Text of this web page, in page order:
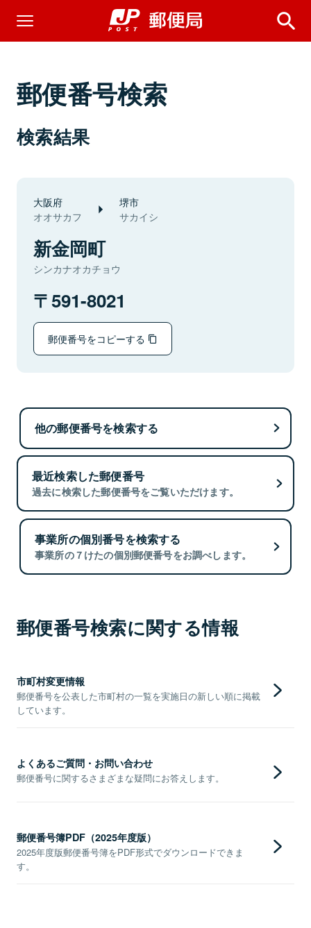
郵便番号検索
検索結果
大阪府
オオサカフ
堺市
サカイシ
新金岡町
シンカナオカチョウ
591-8021
郵便番号をコピーする
他の郵便番号を検索する
最近検索した郵便番号
過去に検索した郵便番号をご覧いただけます。
事業所の個別番号を検索する
事業所の７けたの個別郵便番号をお調べします。
郵便番号検索に関する情報
市町村変更情報
郵便番号を公表した市町村の一覧を実施日の新しい順に掲載
しています。
よくあるご質問・お問い合わせ
郵便番号に関するさまざまな疑問にお答えします。
郵便番号簿PDF（2025年度版）
2025年度版郵便番号簿をPDF形式でダウンロードできま
す。